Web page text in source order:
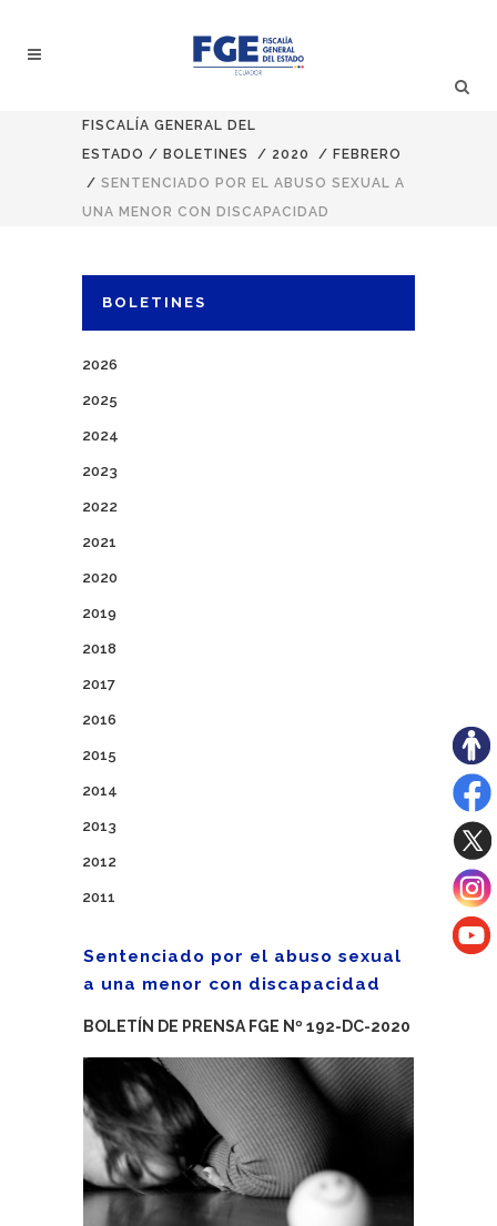
FISCALÍA GENERAL DEL
ESTADO / BOLETINES / 2020 / FEBRERO
/ SENTENCIADO POR EL ABUSO SEXUAL A
UNA MENOR CON DISCAPACIDAD
BOLETINES
2026
2025
2024
2023
2022
2021
2020
2019
2018
2017
2016
2015
2014
2013
2012
2011
Sentenciado por el abuso sexual
a una menor con discapacidad
BOLETÍN DE PRENSA FGE Nº 192-DC-2020